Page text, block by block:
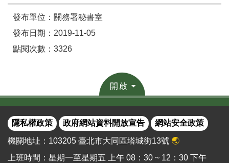
發布單位：關務署秘書室
發布日期：2019-11-05
點閱次數：3326
開啟
隱私權政策 政府網站資料開放宣告 網站安全政策
機關地址：103205 臺北市大同區塔城街13號 🌏
上班時間：星期一至星期五 上午 08：30 ~ 12：30 下午